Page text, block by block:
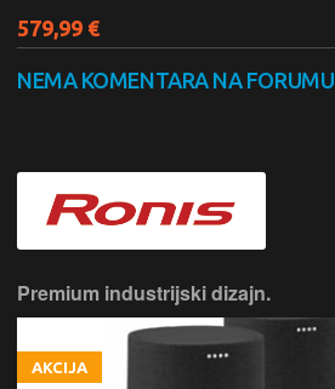
579,99 €
NEMA KOMENTARA NA FORUMU
Premium industrijski dizajn.
AKCIJA